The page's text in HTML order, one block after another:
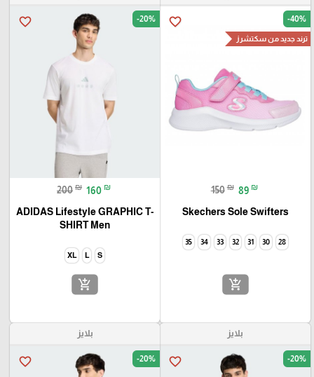
favorite_border -40%
ترند جديد من سكتشرز
150 ₪ 89 ₪
Skechers Sole Swifters
28
30
31
32
33
34
35
add_shopping_cart
favorite_border -20%
200 ₪ 160 ₪
ADIDAS Lifestyle GRAPHIC T-
SHIRT Men
S
L
XL
add_shopping_cart
بلايز
favorite_border -20%
بلايز
favorite_border -20%